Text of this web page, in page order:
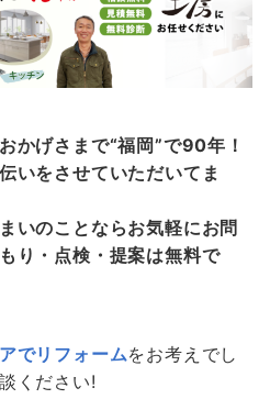
かげさまで“福岡”で90年！
いをさせていただいてま
いのことならお気軽にお問
り・点検・提案は無料で
でリフォームをお考えでし
ください!